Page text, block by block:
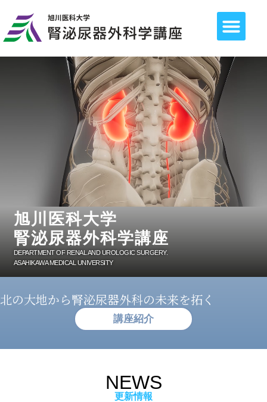
旭川医科大学
腎泌尿器外科学講座
DEPARTMENT OF RENAL AND UROLOGIC SURGERY.
ASAHIKAWA MEDICAL UNIVERSITY
北の大地から腎泌尿器外科の未来を拓く
講座紹介
NEWS
更新情報